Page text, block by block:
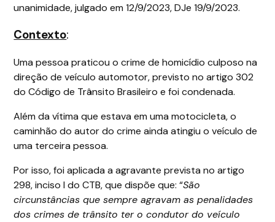
unanimidade, julgado em 12/9/2023, DJe 19/9/2023.
Contexto:
Uma pessoa praticou o crime de homicídio culposo na
direção de veículo automotor, previsto no artigo 302
do Código de Trânsito Brasileiro e foi condenada.
Além da vítima que estava em uma motocicleta, o
caminhão do autor do crime ainda atingiu o veículo de
uma terceira pessoa.
Por isso, foi aplicada a agravante prevista no artigo
298, inciso I do CTB, que dispõe que: “São
circunstâncias que sempre agravam as penalidades
dos crimes de trânsito ter o condutor do veículo